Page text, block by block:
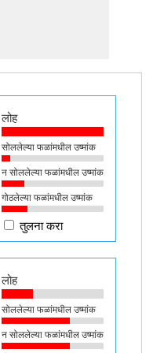
लोह
सोललेल्या फळांमधील उष्मांक
न सोललेल्या फळांमधील उष्मांक
गोठलेल्या फळांमधील उष्मांक
तुलना करा
लोह
सोललेल्या फळांमधील उष्मांक
न सोललेल्या फळांमधील उष्मांक